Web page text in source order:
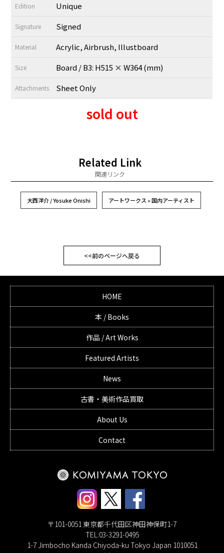
Edition Unique
Signature Signed
Material Acrylic, Airbrush, Illustboard
Size Board / B3: H515 × W364 (mm)
Attachments Sheet Only
sold out
Related Link
関連リンク
大西洋介 / Yosuke Onishi アートワークス » 国内アーティスト
<<前のページへ戻る
HOME
本 / Books
作品 / Art Works
Featured Artists
News
古書・美術作品買取
About Us
Contact
〒101-0051 東京都千代田区神田神保町1-7
TEL:03-3291-0495
1-7 Jimbocho Kanda Chiyoda-ku Tokyo Japan 1010051